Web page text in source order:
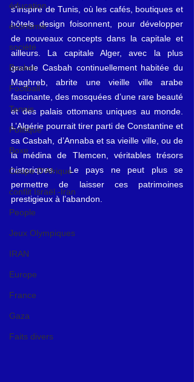
éducation
économie
société
Basket
Football
Tennis
Politique
Boxe
Coupe D'Afrique
conflit Israël -Iran
People
Jeux Olympiques
IRAN
Europe
France
Gaza
Faits divers
s’inspire de Tunis, où les cafés, boutiques et
hôtels design foisonnent, pour développer
de nouveaux concepts dans la capitale et
ailleurs. La capitale Alger, avec la plus
grande Casbah continuellement habitée du
Maghreb, abrite une vieille ville arabe
fascinante, des mosquées d’une rare beauté
et des palais ottomans uniques au monde.
L’Algérie pourrait tirer parti de Constantine et
sa Casbah, d’Annaba et sa vieille ville, ou de
la médina de Tlemcen, véritables trésors
historiques.  Le pays ne peut plus se
permettre de laisser ces patrimoines
prestigieux à l’abandon.